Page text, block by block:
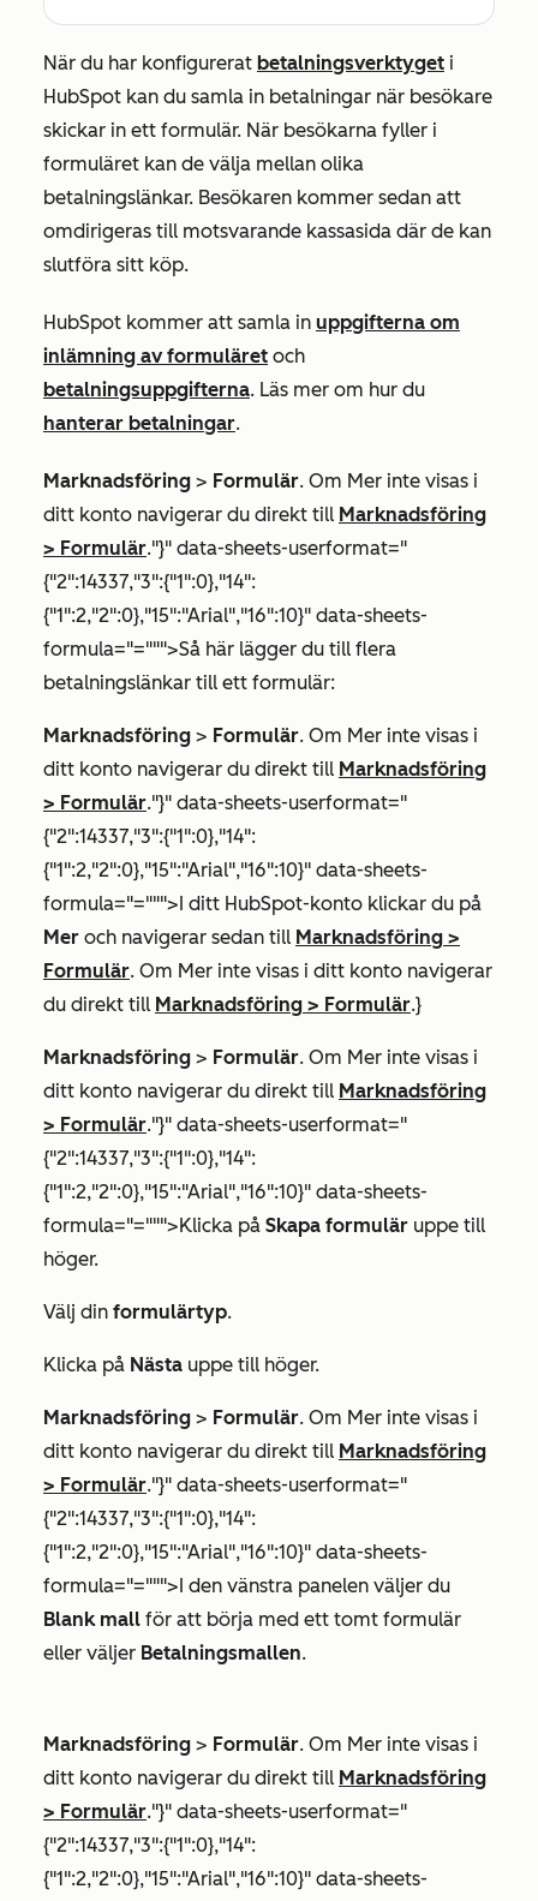
När du har konfigurerat betalningsverktyget i
HubSpot kan du samla in betalningar när besökare
skickar in ett formulär. När besökarna fyller i
formuläret kan de välja mellan olika
betalningslänkar. Besökaren kommer sedan att
omdirigeras till motsvarande kassasida där de kan
slutföra sitt köp.
HubSpot kommer att samla in uppgifterna om
inlämning av formuläret och
betalningsuppgifterna. Läs mer om hur du
hanterar betalningar.
Marknadsföring > Formulär. Om Mer inte visas i
ditt konto navigerar du direkt till Marknadsföring
> Formulär."}" data-sheets-userformat="
{"2":14337,"3":{"1":0},"14":
{"1":2,"2":0},"15":"Arial","16":10}" data-sheets-
formula="=""">Så här lägger du till flera
betalningslänkar till ett formulär:
Marknadsföring > Formulär. Om Mer inte visas i
ditt konto navigerar du direkt till Marknadsföring
> Formulär."}" data-sheets-userformat="
{"2":14337,"3":{"1":0},"14":
{"1":2,"2":0},"15":"Arial","16":10}" data-sheets-
formula="=""">I ditt HubSpot-konto klickar du på
Mer och navigerar sedan till Marknadsföring >
Formulär. Om Mer inte visas i ditt konto navigerar
du direkt till Marknadsföring > Formulär.}
Marknadsföring > Formulär. Om Mer inte visas i
ditt konto navigerar du direkt till Marknadsföring
> Formulär."}" data-sheets-userformat="
{"2":14337,"3":{"1":0},"14":
{"1":2,"2":0},"15":"Arial","16":10}" data-sheets-
formula="=""">Klicka på Skapa formulär uppe till
höger.
Välj din formulärtyp.
Klicka på Nästa uppe till höger.
Marknadsföring > Formulär. Om Mer inte visas i
ditt konto navigerar du direkt till Marknadsföring
> Formulär."}" data-sheets-userformat="
{"2":14337,"3":{"1":0},"14":
{"1":2,"2":0},"15":"Arial","16":10}" data-sheets-
formula="=""">I den vänstra panelen väljer du
Blank mall för att börja med ett tomt formulär
eller väljer Betalningsmallen.
Marknadsföring > Formulär. Om Mer inte visas i
ditt konto navigerar du direkt till Marknadsföring
> Formulär."}" data-sheets-userformat="
{"2":14337,"3":{"1":0},"14":
{"1":2,"2":0},"15":"Arial","16":10}" data-sheets-